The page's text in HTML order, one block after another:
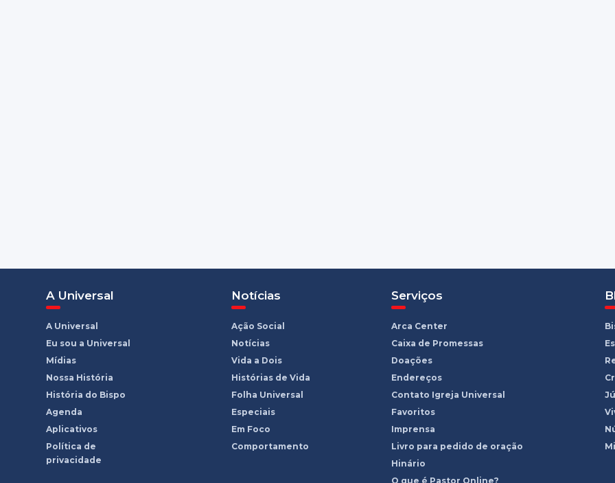
A Universal
A Universal
Eu sou a Universal
Mídias
Nossa História
História do Bispo
Agenda
Aplicativos
Política de
privacidade
Notícias
Ação Social
Notícias
Vida a Dois
Histórias de Vida
Folha Universal
Especiais
Em Foco
Comportamento
Serviços
Arca Center
Caixa de Promessas
Doações
Endereços
Contato Igreja Universal
Favoritos
Imprensa
Livro para pedido de oração
Hinário
O que é Pastor Online?